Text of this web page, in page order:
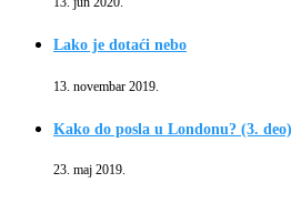
Lako je dotaći nebo
13. novembar 2019.
Kako do posla u Londonu? (3. deo)
23. maj 2019.